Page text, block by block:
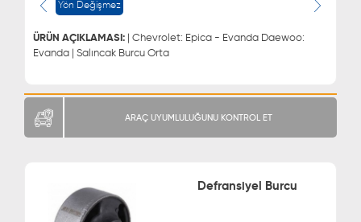
Yön Değişmez
ÜRÜN AÇIKLAMASI: | Chevrolet: Epica - Evanda Daewoo:
Evanda | Salıncak Burcu Orta
ARAÇ UYUMLULUĞUNU KONTROL ET
Defransiyel Burcu